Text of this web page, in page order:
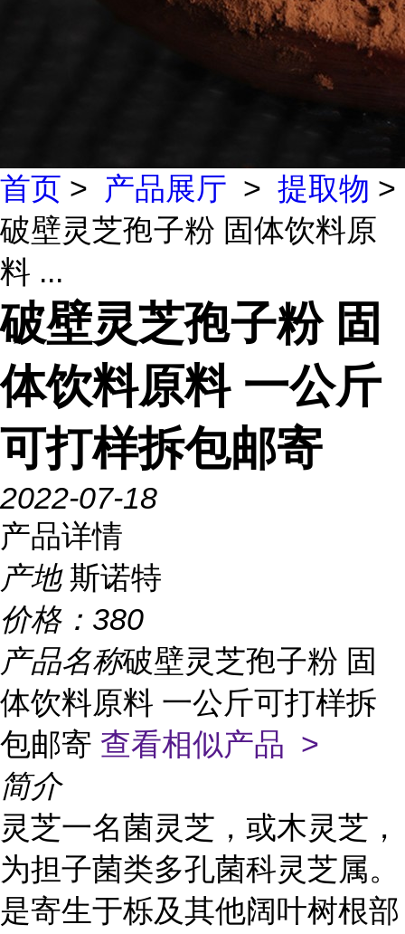
首页 > 产品展厅 > 提取物 >
破壁灵芝孢子粉 固体饮料原
料 ...
破壁灵芝孢子粉 固
体饮料原料 一公斤
可打样拆包邮寄
2022-07-18
产品详情
产地 斯诺特
价格： 380
产品名称破壁灵芝孢子粉 固
体饮料原料 一公斤可打样拆
包邮寄 查看相似产品 >
简介
灵芝一名菌灵芝，或木灵芝，
为担子菌类多孔菌科灵芝属。
是寄生于栎及其他阔叶树根部